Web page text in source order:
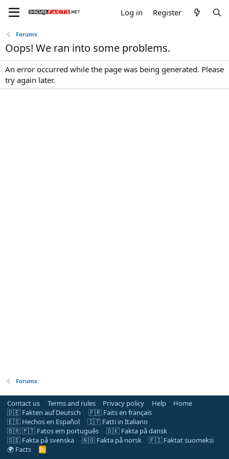
Log in Register
Forums
Oops! We ran into some problems.
An error occurred while the page was being generated. Please
try again later.
Forums
Contact us Terms and rules Privacy policy Help
Home
🇩🇪 Fakten auf Deutsch
🇫🇷 Faits en français
🇪🇸 Hechos en Español
🇮🇹 Fatti in Italiano
🇧🇷 🇵🇹 Fatos em português
🇩🇰 Fakta på dansk
🇸🇪 Fakta på svenska
🇳🇴 Fakta på norsk
🇫🇮 Faktat suomeksi
🌍 Facts
R